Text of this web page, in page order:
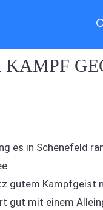
KAMPF
es in Schenefeld
gutem Kampfgeist
gut mit einem